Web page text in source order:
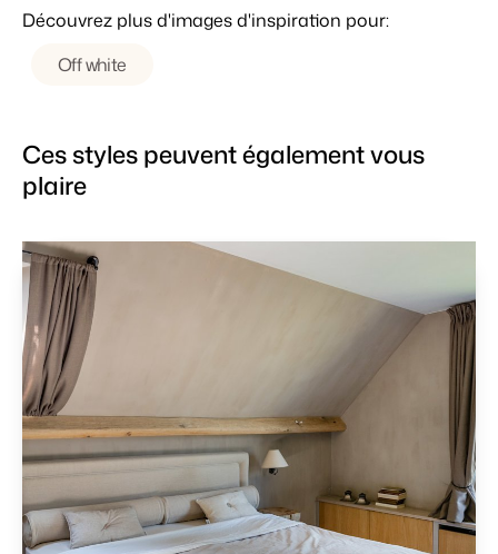
Découvrez plus d'images d'inspiration pour:
Off white
Ces styles peuvent également vous
plaire